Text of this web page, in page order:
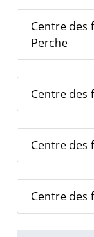
Centre des
Perche
Centre des
Centre des
Centre des